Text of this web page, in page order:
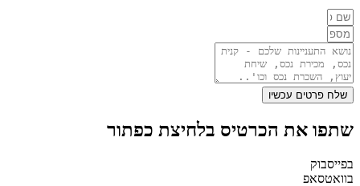
שלח פרטים עכשיו
שתפו את הכרטיס בלחיצת כפתור
בפייסבוק
בוואטסאפ